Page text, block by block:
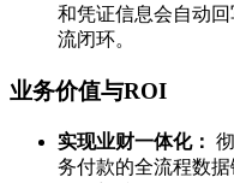
和凭证信息会自动
流闭环。
业务价值与ROI
实现业财一体化：
务付款的全流程数